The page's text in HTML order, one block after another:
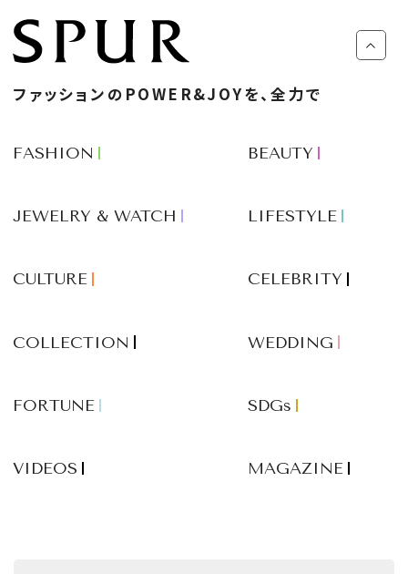
ファッションのPOWER&JOYを、全力で
FASHION BEAUTY
JEWELRY & WATCH LIFESTYLE
CULTURE CELEBRITY
COLLECTION WEDDING
FORTUNE SDGs
VIDEOS MAGAZINE